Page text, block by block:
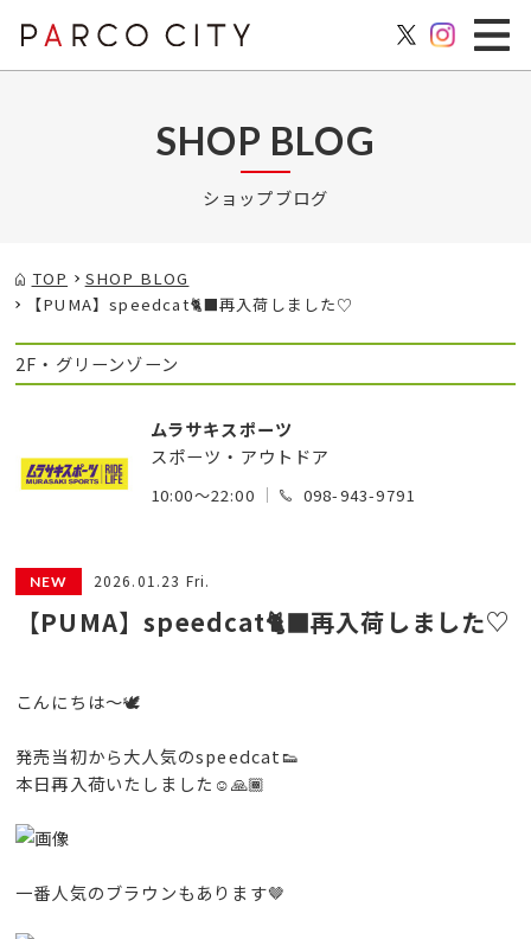
SHOP BLOG
ショップブログ
TOP
SHOP BLOG
【PUMA】speedcat🐈‍⬛再入荷しました♡
2F・グリーンゾーン
ムラサキスポーツ
スポーツ・アウトドア
10:00～22:00 098-943-9791
2026.01.23 Fri.
【PUMA】speedcat🐈‍⬛再入荷しました♡
こんにちは〜🕊️
発売当初から大人気のspeedcat👟
本日再入荷いたしました☺️🙏🏾
一番人気のブラウンもあります🤎